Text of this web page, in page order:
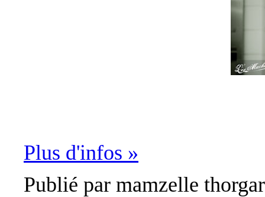
Plus d'infos »
Publié par mamzelle